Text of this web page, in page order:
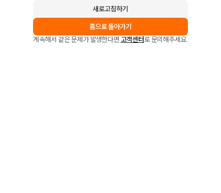
새로고침하기
홈으로 돌아가기
계속해서 같은 문제가 발생한다면 고객센터로 문의해주세요.